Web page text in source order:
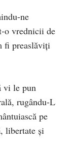
ne
o vrednicii de
fi preaslăviți
vi le pun
rugându-L
pe
libertate și